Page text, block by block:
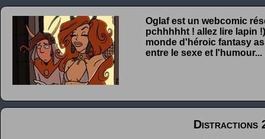
Oglaf est un webcomic
pchhhhht ! allez lire lapin
monde d'héroic fantasy
entre le sexe et l'humour...
Distractions